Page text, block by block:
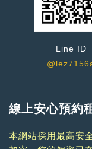
線上安心預約
本網站採用最高安
Line ID